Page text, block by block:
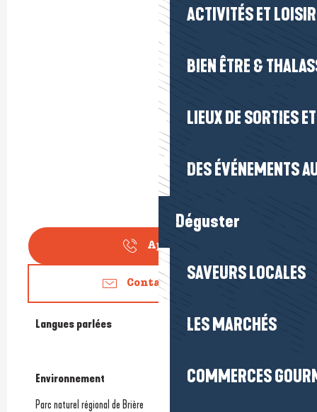
ACTIVITÉS ET
BIEN ÊTRE &
LIEUX DE SORTIES
DES ÉVÉNEMENTS
Déguster
SAVEURS LOCALES
LES MARCHÉS
COMMERCES
Appeler
Contactez-nous
Langues parlées
Langues parlées
Environnement
Environnement
Parc naturel régional de Brière